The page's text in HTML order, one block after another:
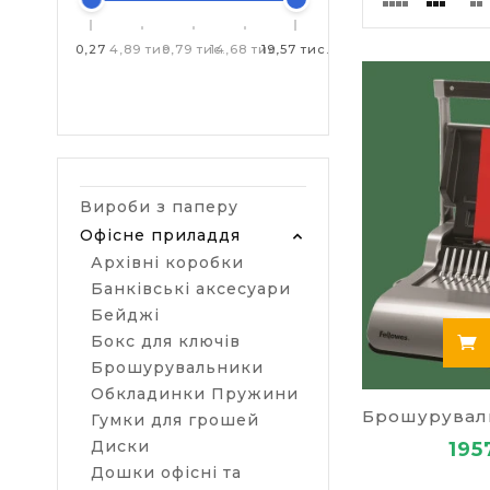
0,27 4,89 тис.9,79 тис.14,68 тис.19,57 тис.
Вироби з паперу
Офісне приладдя
Архівні коробки
Банківські аксесуари
Бейджі
Бокс для ключів
Брошурувальники
Обкладинки Пружини
Гумки для грошей
Диски
Дошки офісні та
обкладинка.
вашим
При
продовжує
або
Цікаві і
–
–плівка
В Україні